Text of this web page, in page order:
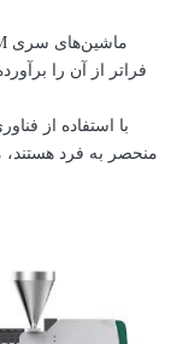
فراتر از آن را
با استفاده از
منحصر به فرد هستند،